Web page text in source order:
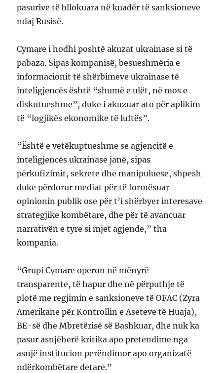
pasurive të bllokuara në kuadër të sanksioneve
ndaj Rusisë.
Cymare i hodhi poshtë akuzat ukrainase si të
pabaza. Sipas kompanisë, besueshmëria e
informacionit të shërbimeve ukrainase të
inteligjencës është “shumë e ulët, në mos e
diskutueshme”, duke i akuzuar ato për aplikim
të “logjikës ekonomike të luftës”.
“Është e vetëkuptueshme se agjencitë e
inteligjencës ukrainase janë, sipas
përkufizimit, sekrete dhe manipuluese, shpesh
duke përdorur mediat për të formësuar
opinionin publik ose për t’i shërbyer interesave
strategjike kombëtare, dhe për të avancuar
narrativën e tyre si mjet agjende,” tha
kompania.
“Grupi Cymare operon në mënyrë
transparente, të hapur dhe në përputhje të
plotë me regjimin e sanksioneve të OFAC (Zyra
Amerikane për Kontrollin e Aseteve të Huaja),
BE-së dhe Mbretërisë së Bashkuar, dhe nuk ka
pasur asnjëherë kritika apo pretendime nga
asnjë institucion perëndimor apo organizatë
ndërkombëtare detare.”